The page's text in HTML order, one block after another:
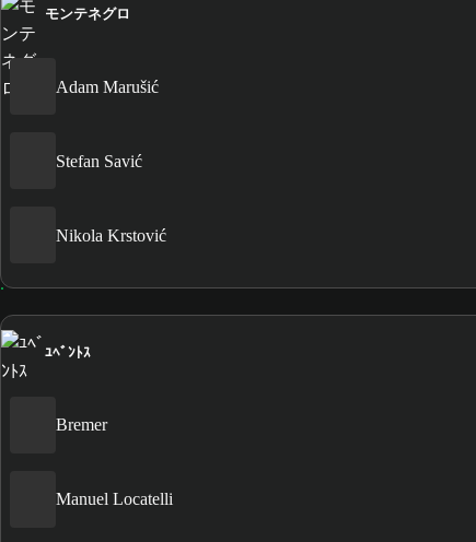
モンテネグロ
Adam Marušić
Stefan Savić
Nikola Krstović
ﾕﾍﾞﾝﾄｽ
Bremer
Manuel Locatelli